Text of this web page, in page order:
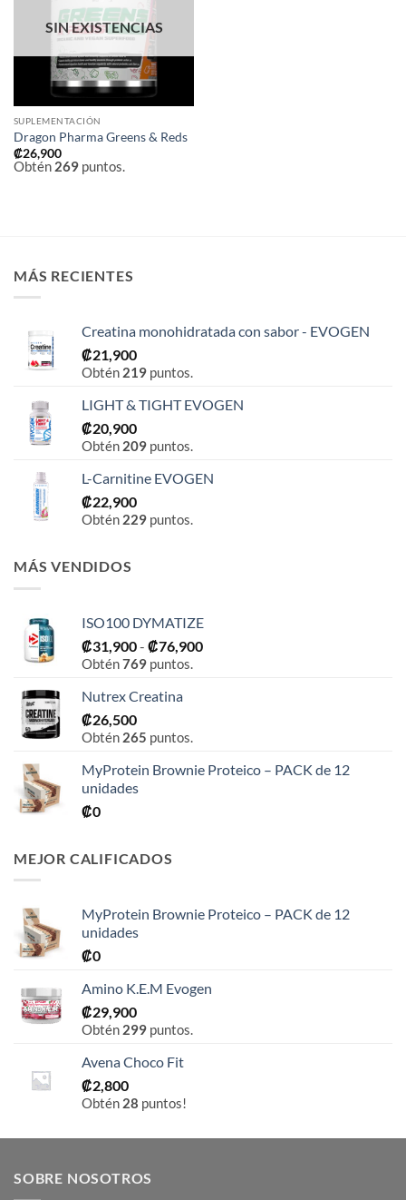
SIN EXISTENCIAS
SUPLEMENTACIÓN
Dragon Pharma Greens & Reds
₡26,900
Obtén 269puntos.
MÁS RECIENTES
Creatina monohidratada con sabor - EVOGEN
₡21,900
Obtén 219 puntos.
LIGHT & TIGHT EVOGEN
₡20,900
Obtén 209 puntos.
L-Carnitine EVOGEN
₡22,900
Obtén 229 puntos.
MÁS VENDIDOS
ISO100 DYMATIZE
₡31,900- ₡76,900Rango
Obtén769 puntos.
Nutrex Creatina
₡26,500
Obtén 265 puntos.
MyProtein Brownie Proteico – PACK de 12
unidades
₡0
MEJOR CALIFICADOS
MyProtein Brownie Proteico – PACK de 12
unidades
₡0
Amino K.E.M Evogen
₡29,900
Obtén 299 puntos.
Avena Choco Fit
₡2,800
Obtén 28 puntos!
SOBRE NOSOTROS